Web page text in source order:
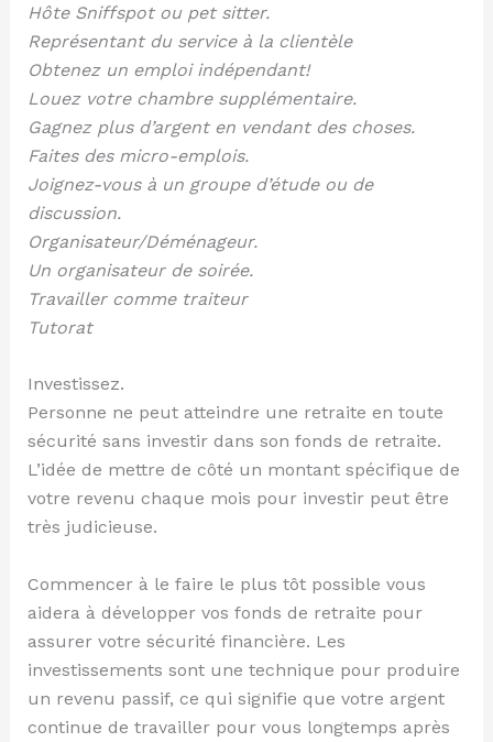
Hôte Sniffspot ou pet sitter.
Représentant du service à la clientèle
Obtenez un emploi indépendant!
Louez votre chambre supplémentaire.
Gagnez plus d’argent en vendant des choses.
Faites des micro-emplois.
Joignez-vous à un groupe d’étude ou de
discussion.
Organisateur/Déménageur.
Un organisateur de soirée.
Travailler comme traiteur
Tutorat
Investissez.
Personne ne peut atteindre une retraite en toute
sécurité sans investir dans son fonds de retraite.
L’idée de mettre de côté un montant spécifique de
votre revenu chaque mois pour investir peut être
très judicieuse.
Commencer à le faire le plus tôt possible vous
aidera à développer vos fonds de retraite pour
assurer votre sécurité financière. Les
investissements sont une technique pour produire
un revenu passif, ce qui signifie que votre argent
continue de travailler pour vous longtemps après